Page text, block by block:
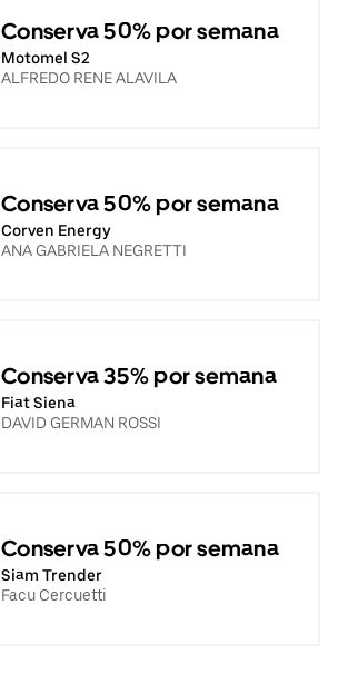
Conserva 50% por semana
Motomel S2
ALFREDO RENE ALAVILA
Conserva 50% por semana
Corven Energy
ANA GABRIELA NEGRETTI
Conserva 35% por semana
Fiat Siena
DAVID GERMAN ROSSI
Conserva 50% por semana
Siam Trender
Facu Cercuetti